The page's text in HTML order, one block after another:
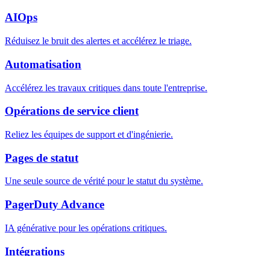
AIOps
Réduisez le bruit des alertes et accélérez le triage.
Automatisation
Accélérez les travaux critiques dans toute l'entreprise.
Opérations de service client
Reliez les équipes de support et d'ingénierie.
Pages de statut
Une seule source de vérité pour le statut du système.
PagerDuty Advance
IA générative pour les opérations critiques.
Intégrations